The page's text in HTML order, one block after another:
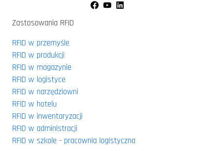
Zastosowania RFID
RFID w przemyśle
RFID w produkcji
RFID w magazynie
RFID w logistyce
RFID w narzędziowni
RFID w hotelu
RFID w inwentaryzacji
RFID w administracji
RFID w szkole - pracownia logistyczna